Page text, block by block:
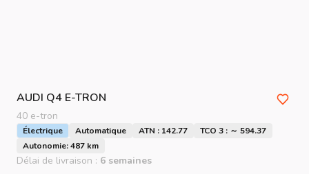
AUDI Q4 E-TRON
40 e-tron
Électrique Automatique ATN : 142.77
TCO 3 : ～ 594.37
Autonomie: 487 km
Délai de livraison : 6 semaines